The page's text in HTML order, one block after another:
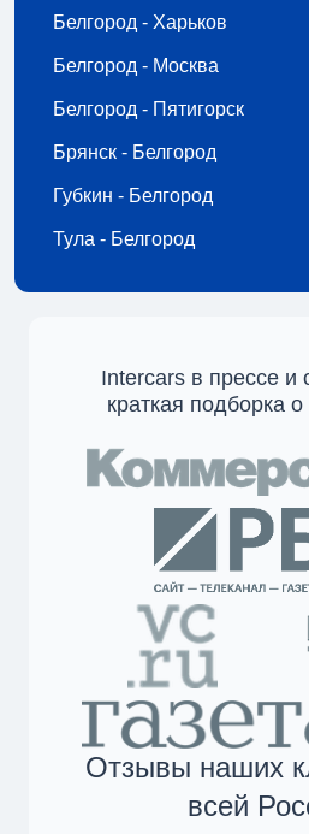
Белгород - Харьков
Белгород - Москва
Белгород - Пятигорск
Брянск - Белгород
Губкин - Белгород
Тула - Белгород
Intercars в прессе
краткая подборка
Отзывы наших
всей